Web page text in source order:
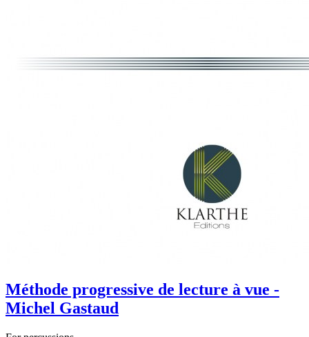
Méthode progressive de lecture à vue -
Michel Gastaud